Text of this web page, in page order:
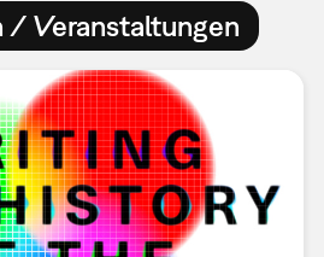
/ Veranstaltungen